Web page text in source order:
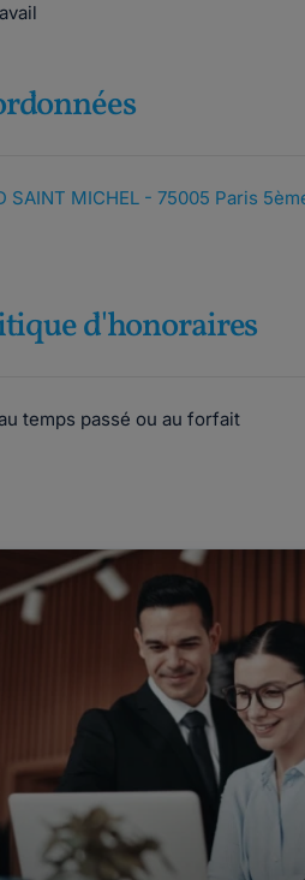
SAINT MICHEL - 75005 Paris
d'honoraires
temps passé ou au forfait